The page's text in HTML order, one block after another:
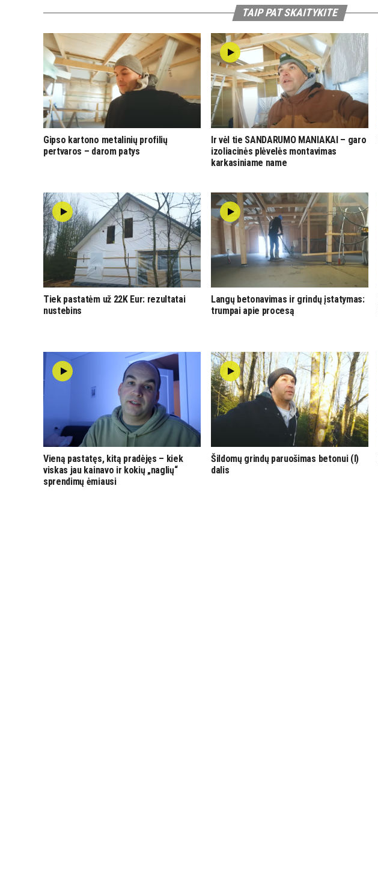
TAIP PAT SKAITYKITE
Gipso kartono metalinių profilių
pertvaros – darom patys
Ir vėl tie SANDARUMO MANIAKAI – garo
izoliacinės plėvelės montavimas
karkasiniame name
Tiek pastatėm už 22K Eur: rezultatai
nustebins
Langų betonavimas ir grindų įstatymas:
trumpai apie procesą
Vieną pastatęs, kitą pradėjęs – kiek
viskas jau kainavo ir kokių „naglių“
sprendimų ėmiausi
Šildomų grindų paruošimas betonui (I)
dalis